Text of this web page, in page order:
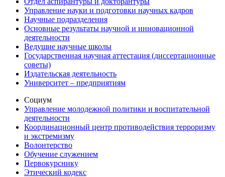
Управление науки и подготовки научных кадров
Научные подразделения
Основные результаты научной и инновационной
деятельности
Ведущие научные школы
Государственная научная аттестация (диссертационные
советы)
Издательская деятельность
Университет – предприятиям
Социум
Управление молодежной политики и воспитательной
деятельности
Координационный центр противодействия терроризму
и экстремизму
Волонтерство
Обучение служением
Первокурснику
Этический кодекс